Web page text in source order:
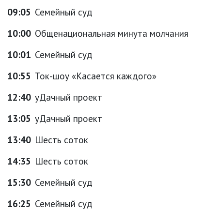
09:05 Семейный суд
10:00 Общенациональная минута молчания
10:01 Семейный суд
10:55 Ток-шоу «Касается каждого»
12:40 уДачный проект
13:05 уДачный проект
13:40 Шесть соток
14:35 Шесть соток
15:30 Семейный суд
16:25 Семейный суд